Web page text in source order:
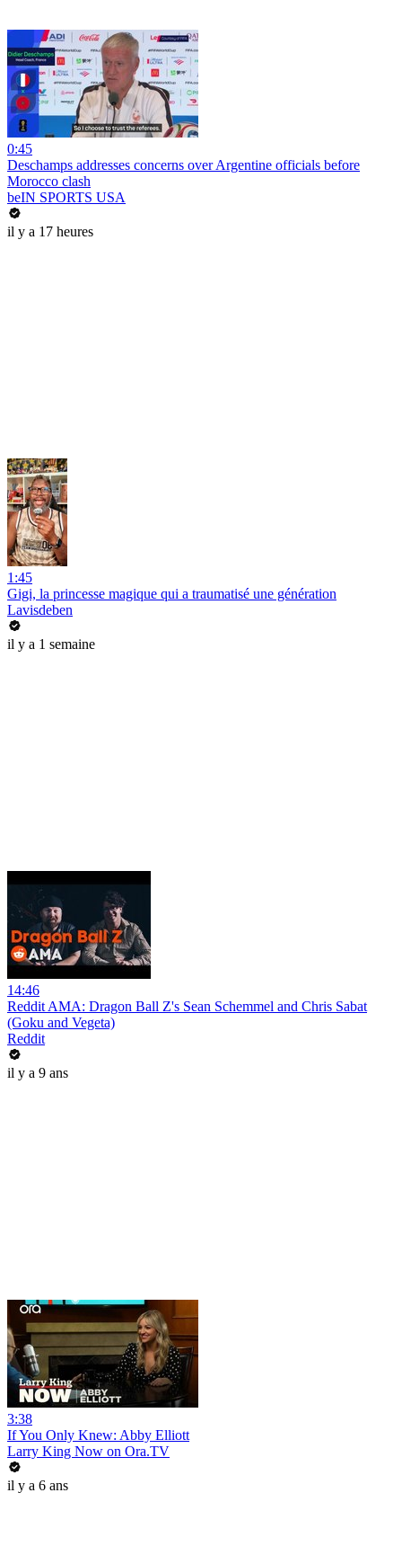
0:45
Deschamps addresses concerns over Argentine officials before
Morocco clash
beIN SPORTS USA
il y a 17 heures
1:45
Gigi, la princesse magique qui a traumatisé une génération
Lavisdeben
il y a 1 semaine
14:46
Reddit AMA: Dragon Ball Z's Sean Schemmel and Chris Sabat
(Goku and Vegeta)
Reddit
il y a 9 ans
3:38
If You Only Knew: Abby Elliott
Larry King Now on Ora.TV
il y a 6 ans